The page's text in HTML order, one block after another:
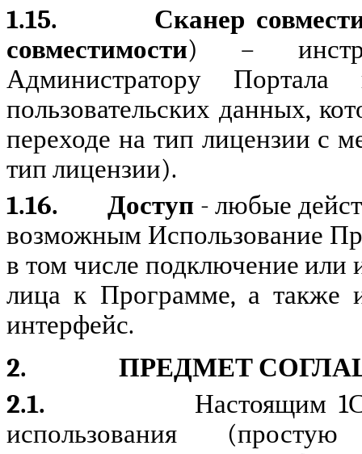
1.15.
Сканер
совместимости) –
Администратору
пользовательских данных,
переходе на тип лицензии с
тип лицензии).
1.16.
Доступ- любые
возможным Использование
в том числе подключение
лица к Программе, а также
интерфейс.
2.
ПРЕДМЕТ
2.1.
Настоящим
использования